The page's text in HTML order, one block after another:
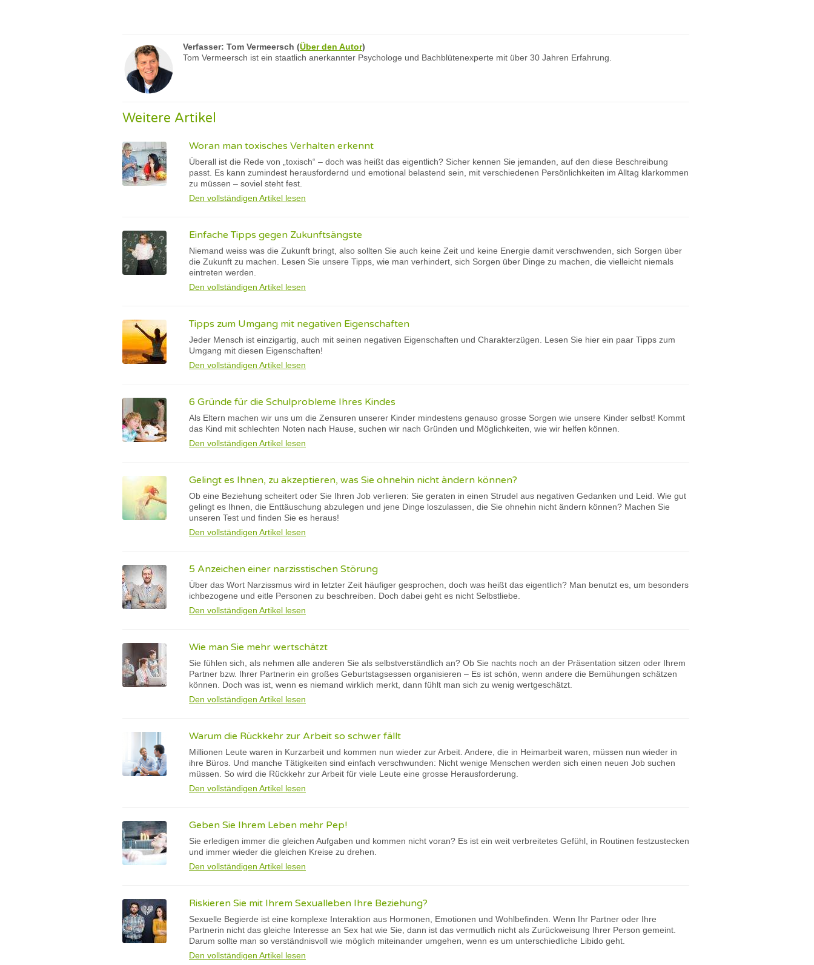
Verfasser: Tom Vermeersch (Über den Autor)
Tom Vermeersch ist ein staatlich anerkannter Psychologe und Bachblütenexperte mit über 30 Jahren Erfahrung.
Weitere Artikel
Woran man toxisches Verhalten erkennt
Überall ist die Rede von „toxisch“ – doch was heißt das eigentlich? Sicher kennen Sie jemanden, auf den diese Beschreibung
passt. Es kann zumindest herausfordernd und emotional belastend sein, mit verschiedenen Persönlichkeiten im Alltag klarkommen
zu müssen – soviel steht fest.
Den vollständigen Artikel lesen
Einfache Tipps gegen Zukunftsängste
Niemand weiss was die Zukunft bringt, also sollten Sie auch keine Zeit und keine Energie damit verschwenden, sich Sorgen über
die Zukunft zu machen. Lesen Sie unsere Tipps, wie man verhindert, sich Sorgen über Dinge zu machen, die vielleicht niemals
eintreten werden.
Den vollständigen Artikel lesen
Tipps zum Umgang mit negativen Eigenschaften
Jeder Mensch ist einzigartig, auch mit seinen negativen Eigenschaften und Charakterzügen. Lesen Sie hier ein paar Tipps zum
Umgang mit diesen Eigenschaften!
Den vollständigen Artikel lesen
6 Gründe für die Schulprobleme Ihres Kindes
Als Eltern machen wir uns um die Zensuren unserer Kinder mindestens genauso grosse Sorgen wie unsere Kinder selbst! Kommt
das Kind mit schlechten Noten nach Hause, suchen wir nach Gründen und Möglichkeiten, wie wir helfen können.
Den vollständigen Artikel lesen
Gelingt es Ihnen, zu akzeptieren, was Sie ohnehin nicht ändern können?
Ob eine Beziehung scheitert oder Sie Ihren Job verlieren: Sie geraten in einen Strudel aus negativen Gedanken und Leid. Wie gut
gelingt es Ihnen, die Enttäuschung abzulegen und jene Dinge loszulassen, die Sie ohnehin nicht ändern können? Machen Sie
unseren Test und finden Sie es heraus!
Den vollständigen Artikel lesen
5 Anzeichen einer narzisstischen Störung
Über das Wort Narzissmus wird in letzter Zeit häufiger gesprochen, doch was heißt das eigentlich? Man benutzt es, um besonders
ichbezogene und eitle Personen zu beschreiben. Doch dabei geht es nicht Selbstliebe.
Den vollständigen Artikel lesen
Wie man Sie mehr wertschätzt
Sie fühlen sich, als nehmen alle anderen Sie als selbstverständlich an? Ob Sie nachts noch an der Präsentation sitzen oder Ihrem
Partner bzw. Ihrer Partnerin ein großes Geburtstagsessen organisieren – Es ist schön, wenn andere die Bemühungen schätzen
können. Doch was ist, wenn es niemand wirklich merkt, dann fühlt man sich zu wenig wertgeschätzt.
Den vollständigen Artikel lesen
Warum die Rückkehr zur Arbeit so schwer fällt
Millionen Leute waren in Kurzarbeit und kommen nun wieder zur Arbeit. Andere, die in Heimarbeit waren, müssen nun wieder in
ihre Büros. Und manche Tätigkeiten sind einfach verschwunden: Nicht wenige Menschen werden sich einen neuen Job suchen
müssen. So wird die Rückkehr zur Arbeit für viele Leute eine grosse Herausforderung.
Den vollständigen Artikel lesen
Geben Sie Ihrem Leben mehr Pep!
Sie erledigen immer die gleichen Aufgaben und kommen nicht voran? Es ist ein weit verbreitetes Gefühl, in Routinen festzustecken
und immer wieder die gleichen Kreise zu drehen.
Den vollständigen Artikel lesen
Riskieren Sie mit Ihrem Sexualleben Ihre Beziehung?
Sexuelle Begierde ist eine komplexe Interaktion aus Hormonen, Emotionen und Wohlbefinden. Wenn Ihr Partner oder Ihre
Partnerin nicht das gleiche Interesse an Sex hat wie Sie, dann ist das vermutlich nicht als Zurückweisung Ihrer Person gemeint.
Darum sollte man so verständnisvoll wie möglich miteinander umgehen, wenn es um unterschiedliche Libido geht.
Den vollständigen Artikel lesen